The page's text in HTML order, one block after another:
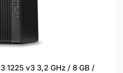
1225 v3 3,2 GHz / 8 GB /